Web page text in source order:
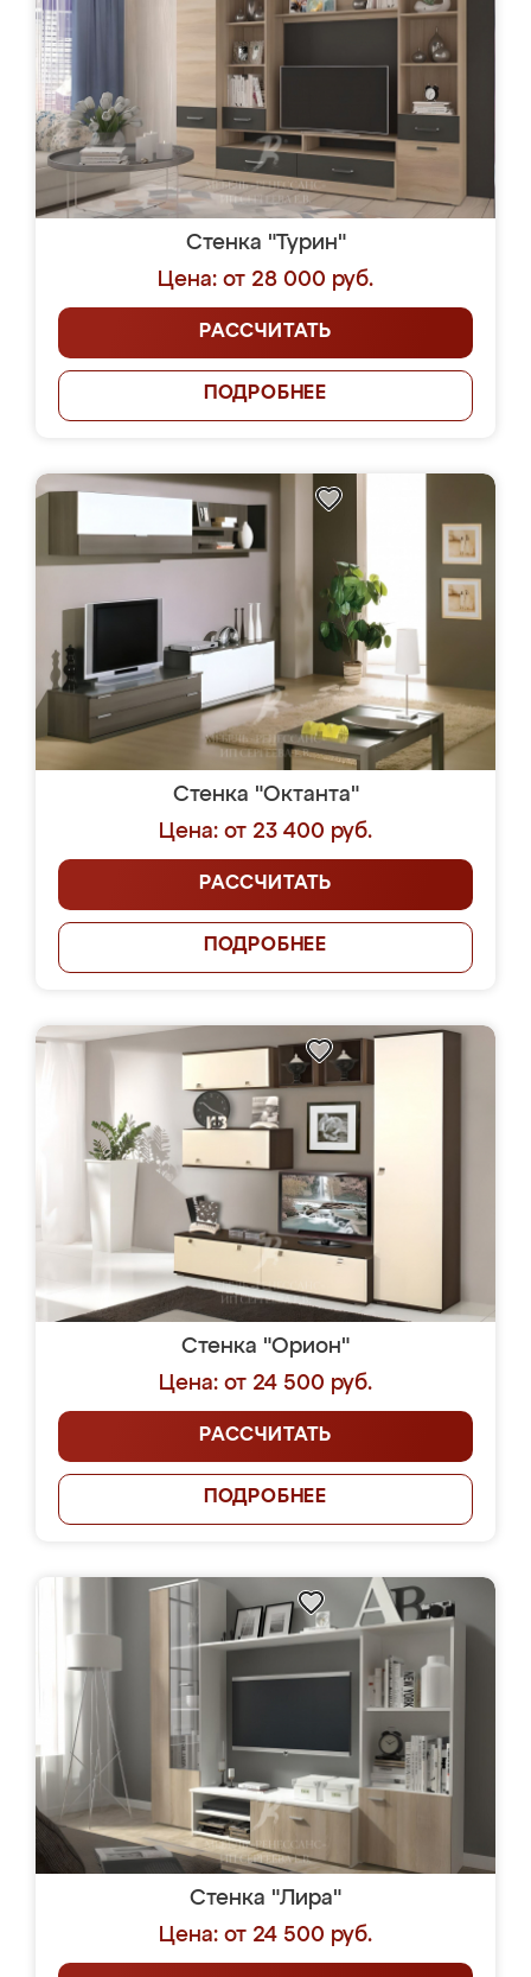
Стенка "Турин"
Цена: от 28 000 руб.
РАССЧИТАТЬ
ПОДРОБНЕЕ
Стенка "Октанта"
Цена: от 23 400 руб.
РАССЧИТАТЬ
ПОДРОБНЕЕ
Стенка "Орион"
Цена: от 24 500 руб.
РАССЧИТАТЬ
ПОДРОБНЕЕ
Стенка "Лира"
Цена: от 24 500 руб.